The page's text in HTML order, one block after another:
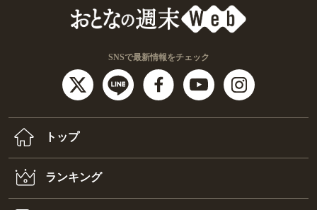
SNSで最新情報をチェック
トップ
ランキング